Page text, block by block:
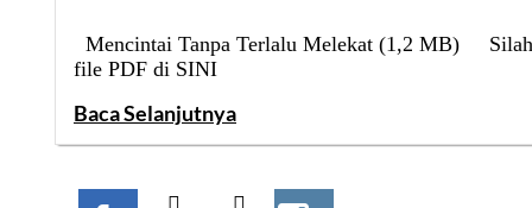
Mencintai Tanpa Terlalu Melekat (1,2 MB)
file PDF di SINI
Baca Selanjutnya